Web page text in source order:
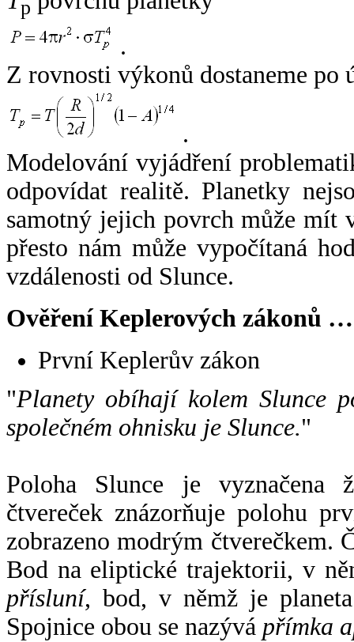
p
.
Z rovnosti výkonů dostaneme po
.
Modelování vyjádření
odpovídat realitě. Planetky
samotný jejich povrch může mít
přesto nám může vypočítaná
vzdálenosti od Slunce.
Ověření Keplerových zákonů …
První Keplerův zákon
"Planety obíhají kolem Slunce
společném ohnisku je Slunce."
Poloha Slunce je vyznačena
čtvereček znázorňuje polohu
zobrazeno modrým čtverečkem.
Bod na eliptické trajektorii, v
přísluní, bod, v němž je
Spojnice obou se nazývá přímka